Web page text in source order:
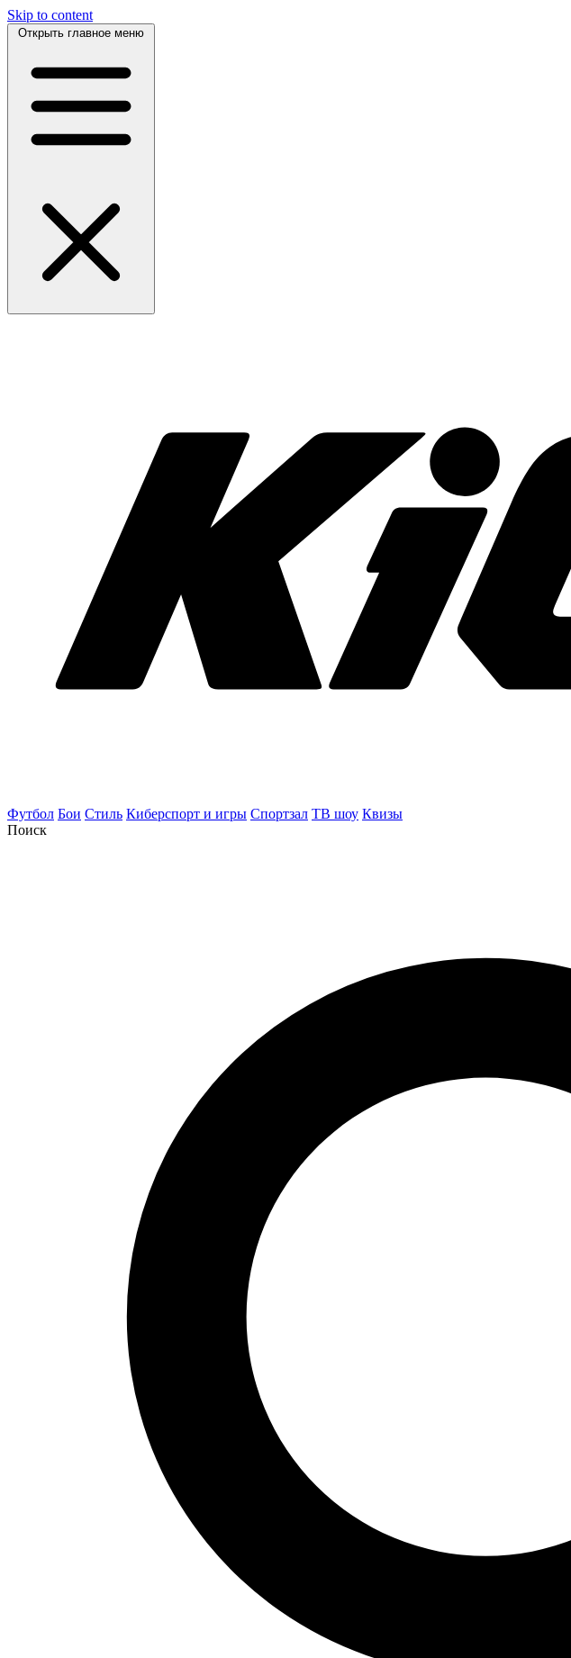
Skip to content
Открыть главное меню
Футбол Бои Стиль Киберспорт и игры Спортзал ТВ шоу Квизы
Поиск